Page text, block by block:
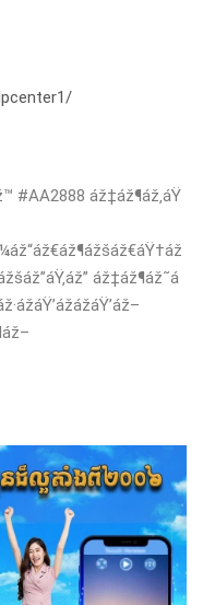
#AA2888 áž‡áž¶áž‚áŸ
áž‡áž¶áž˜á